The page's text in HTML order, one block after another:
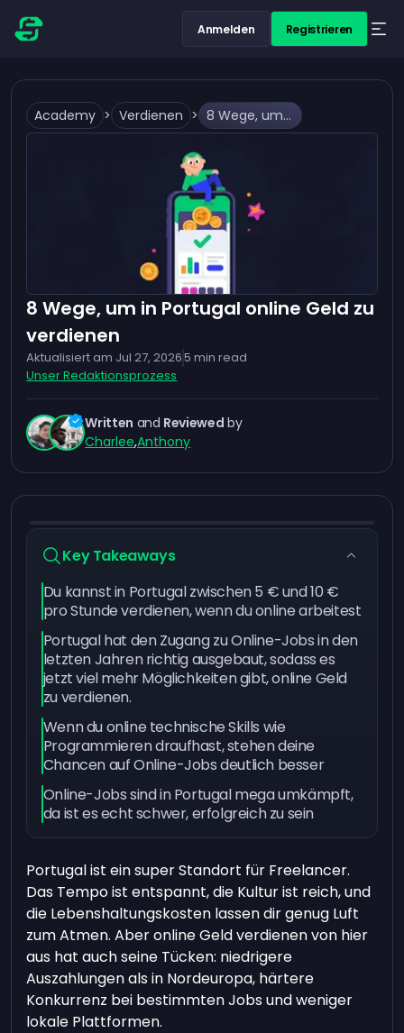
Anmelden Registrieren
Academy > Verdienen > 8 Wege, um in Portugal online Geld zu verdienen
8 Wege, um in Portugal online Geld zu
verdienen
Aktualisiert am Jul 27, 20265 min read
Unser Redaktionsprozess
Written and Reviewed by
Charlee,Anthony
Key Takeaways
Du kannst in Portugal zwischen 5 € und 10 €
pro Stunde verdienen, wenn du online arbeitest
Portugal hat den Zugang zu Online-Jobs in den
letzten Jahren richtig ausgebaut, sodass es
jetzt viel mehr Möglichkeiten gibt, online Geld
zu verdienen.
Wenn du online technische Skills wie
Programmieren draufhast, stehen deine
Chancen auf Online-Jobs deutlich besser
Online-Jobs sind in Portugal mega umkämpft,
da ist es echt schwer, erfolgreich zu sein
Portugal ist ein super Standort für Freelancer.
Das Tempo ist entspannt, die Kultur ist reich, und
die Lebenshaltungskosten lassen dir genug Luft
zum Atmen. Aber online Geld verdienen von hier
aus hat auch seine Tücken: niedrigere
Auszahlungen als in Nordeuropa, härtere
Konkurrenz bei bestimmten Jobs und weniger
lokale Plattformen.